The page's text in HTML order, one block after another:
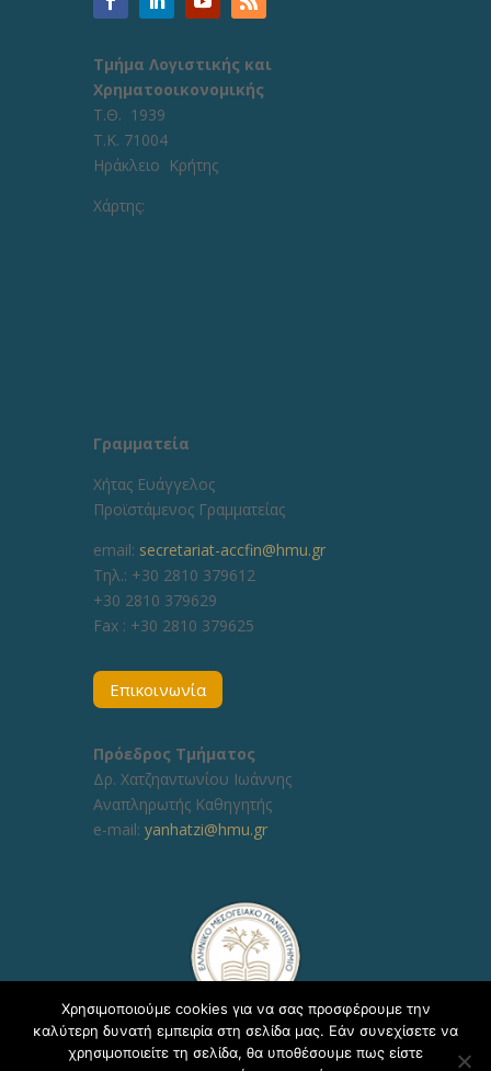
Τμήμα Λογιστικής και
Χρηματοοικονομικής
Τ.Θ. 1939
Τ.Κ. 71004
Ηράκλειο Κρήτης
Χάρτης:
Γραμματεία
Χήτας Ευάγγελος
Προϊστάμενος Γραμματείας
email: secretariat-accfin@hmu.gr
Τηλ.: +30 2810 379612
+30 2810 379629
Fax : +30 2810 379625
Επικοινωνία
Πρόεδρος Τμήματος
Δρ. Χατζηαντωνίου Ιωάννης
Αναπληρωτής Καθηγητής
e-mail: yanhatzi@hmu.gr
Χρησιμοποιούμε cookies για να σας προσφέρουμε την
καλύτερη δυνατή εμπειρία στη σελίδα μας. Εάν συνεχίσετε να
χρησιμοποιείτε τη σελίδα, θα υποθέσουμε πως είστε